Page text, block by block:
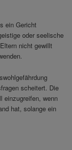
ein Gericht
oder seelische
nicht gewillt
scheitert. Die
einzugreifen, wenn
hat, solange ein